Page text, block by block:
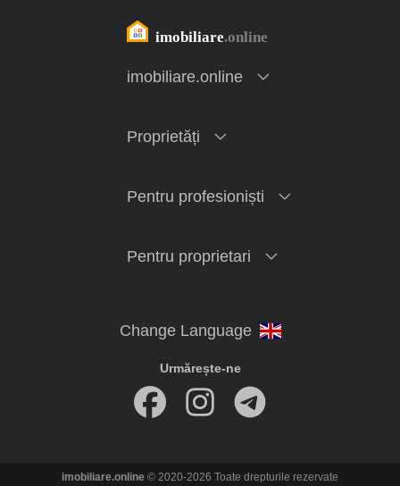
imobiliare.online
Proprietăți
Pentru profesioniști
Pentru proprietari
Urmărește-ne
imobiliare.online © 2020-2026 Toate drepturile rezervate